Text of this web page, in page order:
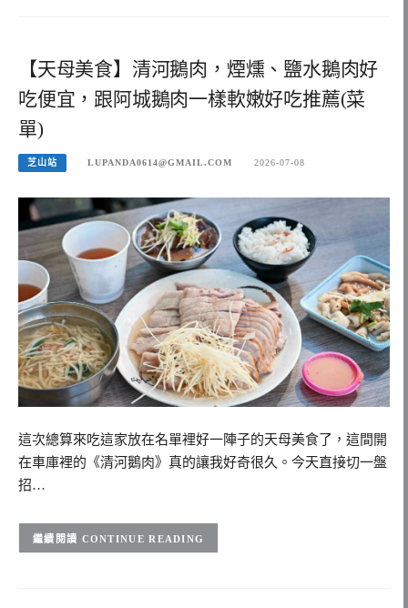
【天母美食】清河鵝肉，煙燻、鹽水鵝肉好
吃便宜，跟阿城鵝肉一樣軟嫩好吃推薦(菜
單)
芝山站 LUPANDA0614@GMAIL.COM 2026-07-08
這次總算來吃這家放在名單裡好一陣子的天母美食了，這間開
在車庫裡的《清河鵝肉》真的讓我好奇很久。今天直接切一盤
招…
CONTINUE READING